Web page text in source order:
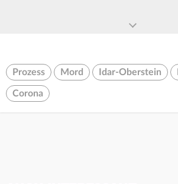
Prozess Mord Idar-Oberstein
Corona